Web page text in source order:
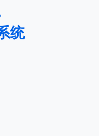
统